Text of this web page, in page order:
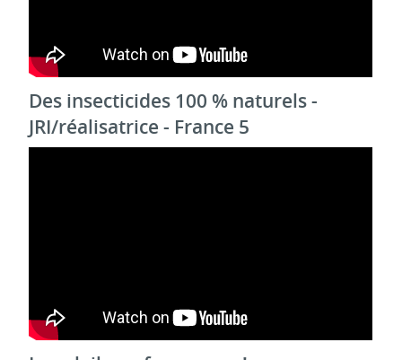
Des insecticides 100 % naturels -
JRI/réalisatrice - France 5